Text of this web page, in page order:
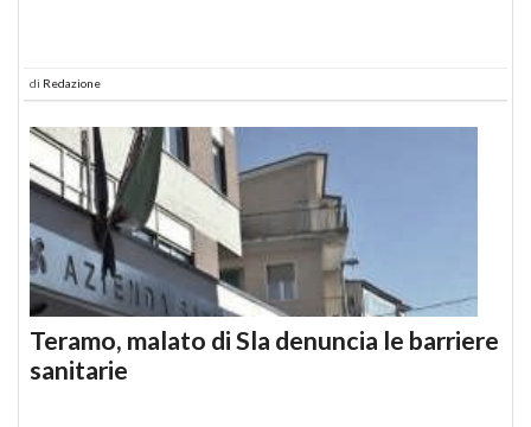
di Redazione
Teramo, malato di Sla denuncia le barriere
sanitarie